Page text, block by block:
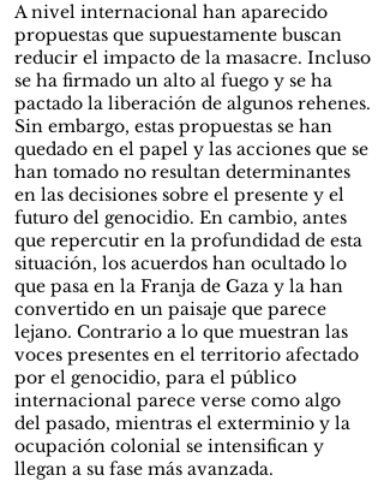
A nivel internacional han aparecido
propuestas que supuestamente buscan
reducir el impacto de la masacre. Incluso
se ha firmado un alto al fuego y se ha
pactado la liberación de algunos rehenes.
Sin embargo, estas propuestas se han
quedado en el papel y las acciones que se
han tomado no resultan determinantes
en las decisiones sobre el presente y el
futuro del genocidio. En cambio, antes
que repercutir en la profundidad de esta
situación, los acuerdos han ocultado lo
que pasa en la Franja de Gaza y la han
convertido en un paisaje que parece
lejano. Contrario a lo que muestran las
voces presentes en el territorio afectado
por el genocidio, para el público
internacional parece verse como algo
del pasado, mientras el exterminio y la
ocupación colonial se intensifican y
llegan a su fase más avanzada.